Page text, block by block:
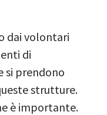
dai volontari
di
si prendono
strutture.
è importante.